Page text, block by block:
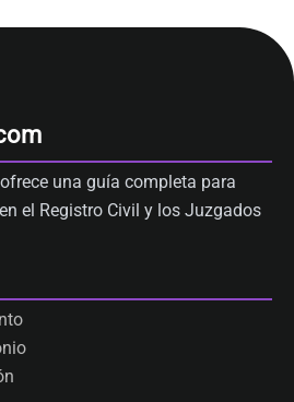
una guía completa para
el Registro Civil y los Juzgados